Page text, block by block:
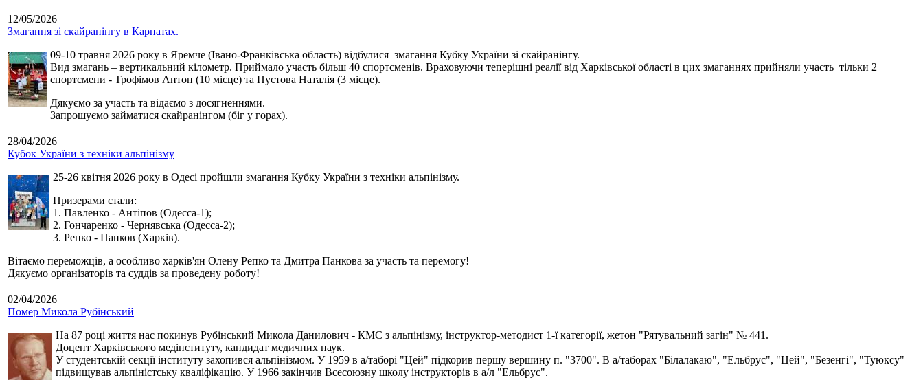
12/05/2026
Змагання зі скайранінгу в Карпатах.
09-10 травня 2026 року в Яремче (Івано-Франківська область) відбулися змагання Кубку України зі скайранінгу.
Вид змагань – вертикальний кілометр. Приймало участь більш 40 спортсменів. Враховуючи теперішні реалії від Харківської області в цих змаганнях прийняли участь тільки 2
спортсмени - Трофімов Антон (10 місце) та Пустова Наталія (3 місце).
Дякуємо за участь та відаємо з досягненнями.
Запрошуємо займатися скайранінгом (біг у горах).
28/04/2026
Кубок України з техніки альпінізму
25-26 квітня 2026 року в Одесі пройшли змагання Кубку України з техніки альпінізму.
Призерами стали:
1. Павленко - Антіпов (Одесса-1);
2. Гончаренко - Чернявська (Одесса-2);
3. Репко - Панков (Харків).
Вітаємо переможців, а особливо харків'ян Олену Репко та Дмитра Панкова за участь та перемогу!
Дякуємо організаторів та суддів за проведену роботу!
02/04/2026
Помер Микола Рубінський
На 87 році життя нас покинув Рубінський Микола Данилович - КМС з альпінізму, інструктор-методист 1-ї категорії, жетон "Рятувальний загін" № 441.
Доцент Харківського медінституту, кандидат медичних наук.
У студентській секції інституту захопився альпінізмом. У 1959 в а/таборі "Цей" підкорив першу вершину п. "3700". В а/таборах "Білалакаю", "Ельбрус", "Цей", "Безенгі", "Туюксу"
підвищував альпіністську кваліфікацію. У 1966 закінчив Всесоюзну школу інструкторів в а/л "Ельбрус".